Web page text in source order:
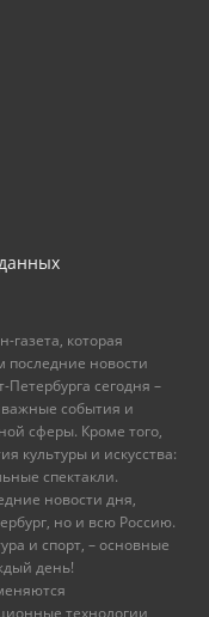
газета, которая
последние новости
сегодня –
события и
сферы. Кроме того,
культуры и искусства:
спектакли.
новости дня,
но и всю Россию.
и спорт, – основные
день!
технологии